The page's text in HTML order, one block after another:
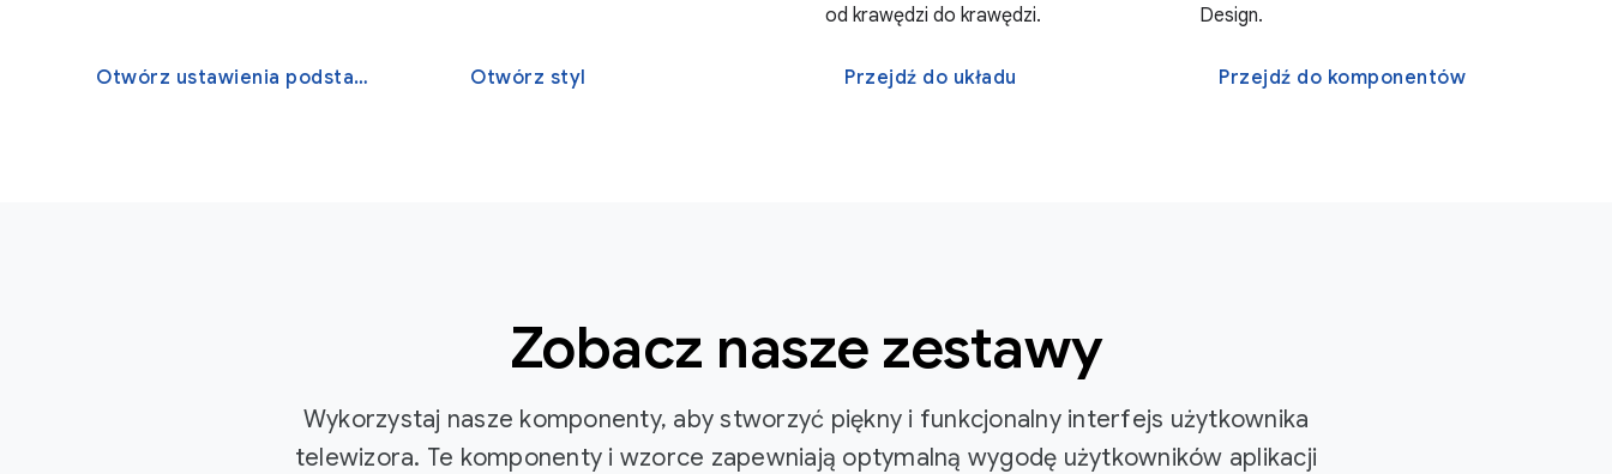
Otwórz ustawienia podstawowe Otwórz styl
od krawędzi do krawędzi.
Przejdź do układu
Design.
Przejdź do komponentów
Zobacz nasze zestawy
Wykorzystaj nasze komponenty, aby stworzyć piękny i funkcjonalny interfejs użytkownika
telewizora. Te komponenty i wzorce zapewniają optymalną wygodę użytkowników aplikacji